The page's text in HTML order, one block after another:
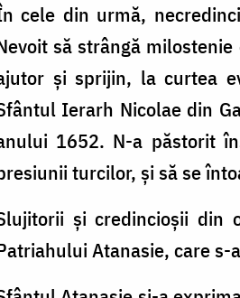
cele din urmă,
să strângă
și sprijin, la curtea
Ierarh Nicolae din
1652. N-a păstorit
turcilor, și să se
și credincioșii din
Atanasie, care